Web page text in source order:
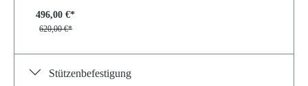
496,00 €*
620,00 €*
Stützenbefestigung